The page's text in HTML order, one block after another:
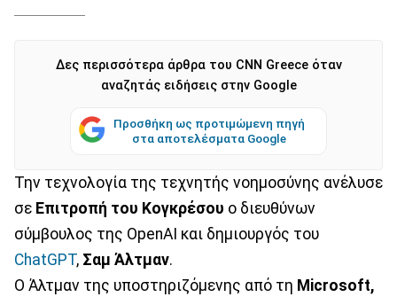
Δες περισσότερα άρθρα του CNN Greece όταν
αναζητάς ειδήσεις στην Google
Προσθήκη ως προτιμώμενη πηγή
στα αποτελέσματα Google
Την τεχνολογία της τεχνητής νοημοσύνης ανέλυσε
σε Επιτροπή του Κογκρέσου ο διευθύνων
σύμβουλος της OpenAI και δημιουργός του
ChatGPT, Σαμ Άλτμαν.
Ο Άλτμαν της υποστηριζόμενης από τη Microsoft,